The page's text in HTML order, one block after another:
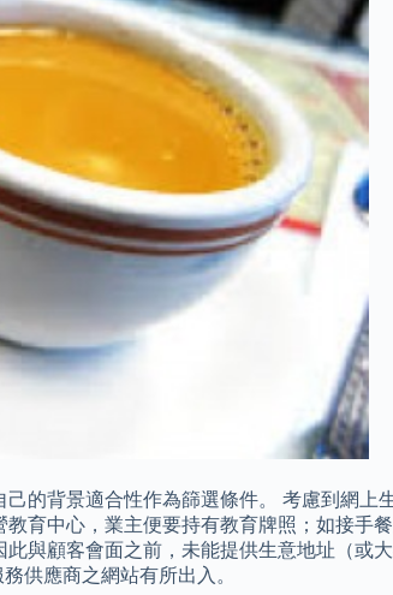
的背景適合性作為篩選條件。 考慮到網上
育中心，業主便要持有教育牌照；如接手
與顧客會面之前，未能提供生意地址（或
供應商之網站有所出入。